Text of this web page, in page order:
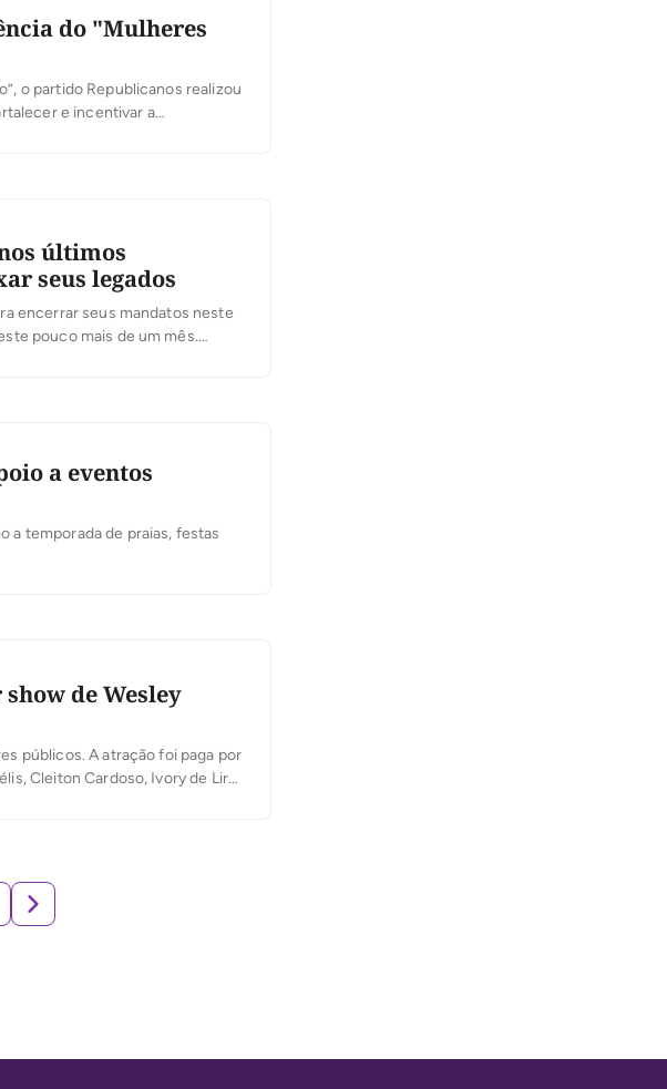
do "Mulheres
o partido Republicanos realizou
e incentivar a
últimos
seus legados
encerrar seus mandatos neste
pouco mais de um mês.
a eventos
a temporada de praias, festas
de Wesley
públicos. A atração foi paga por
Cleiton Cardoso, Ivory de Lira,